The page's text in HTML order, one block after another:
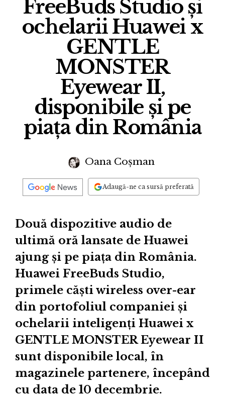
FreeBuds Studio și
ochelarii Huawei x
GENTLE
MONSTER
Eyewear II,
disponibile și pe
piața din România
Oana Coșman
Adaugă-ne ca sursă preferată
Două dispozitive audio de
ultimă oră lansate de Huawei
ajung și pe piața din România.
Huawei FreeBuds Studio,
primele căști wireless over-ear
din portofoliul companiei și
ochelarii inteligenți Huawei x
GENTLE MONSTER Eyewear II
sunt disponibile local, în
magazinele partenere, începând
cu data de 10 decembrie.